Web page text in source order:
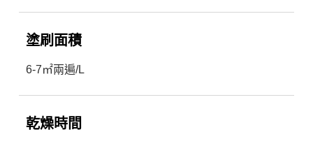
塗刷面積
6-7㎡兩遍/L
乾燥時間